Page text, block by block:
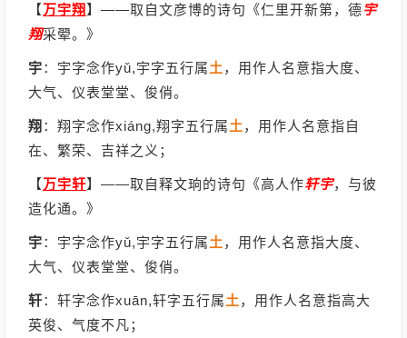
【万宇翔 】 ——取自文彦博的诗句《仁里开新第，德宇
翔采翚。》
宇：宇字念作yǔ,宇字五行属土 ，用作人名意指大度、
大气、仪表堂堂、俊俏。
翔 ：翔字念作xiáng,翔字五行属土 ，用作人名意指自
在、繁荣、吉祥之义；
【万宇轩】 ——取自释文珦的诗句《高人作轩宇，与彼
造化通。》
宇：宇字念作yǔ,宇字五行属土 ，用作人名意指大度、
大气、仪表堂堂、俊俏。
轩：轩字念作xuān,轩字五行属土 ，用作人名意指高大
英俊、气度不凡；